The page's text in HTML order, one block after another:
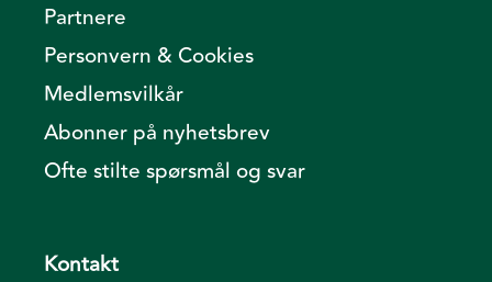
Partnere
Personvern & Cookies
Medlemsvilkår
Abonner på nyhetsbrev
Ofte stilte spørsmål og svar
Kontakt